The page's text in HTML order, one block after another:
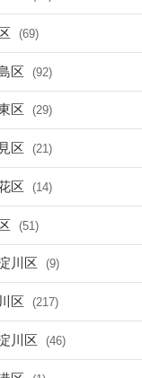
(69)
区 (92)
区 (29)
区 (21)
区 (14)
(51)
川区 (9)
区 (217)
川区 (46)